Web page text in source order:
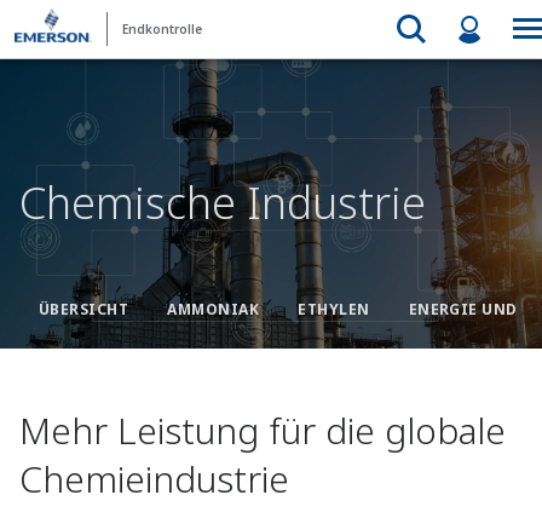
Endkontrolle
Chemische Industrie
ÜBERSICHT AMMONIAK ETHYLEN ENERGIE UND
Mehr Leistung für die globale
Chemieindustrie